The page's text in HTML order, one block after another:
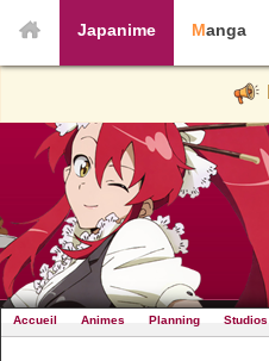
Japanime Manga
Accueil Animes Planning Studios